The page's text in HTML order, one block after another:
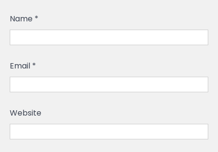
Name *
Email *
Website